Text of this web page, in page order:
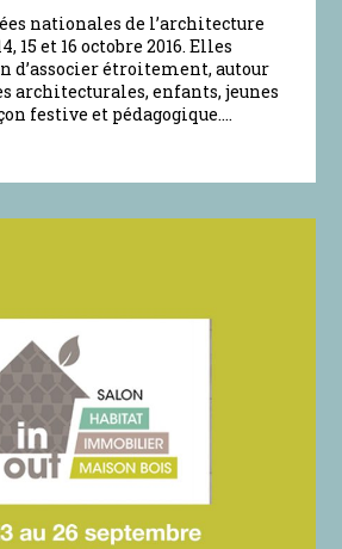
nationales de l’architecture
15 et 16 octobre 2016. Elles
d’associer étroitement, autour
architecturales, enfants, jeunes
festive et pédagogique....